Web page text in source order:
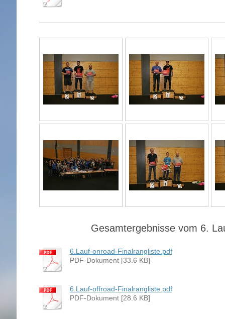
Gesamtergebnisse vom 6.
6.Lauf-onroad-Finalrangliste.pdf
PDF-Dokument [33.6 KB]
6.Lauf-offroad-Finalrangliste.pdf
PDF-Dokument [28.6 KB]